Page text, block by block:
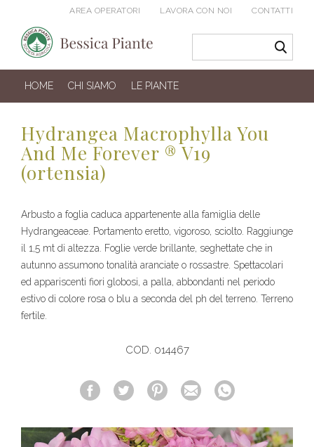
AREA OPERATORI LAVORA CON NOI CONTATTI
HOME CHI SIAMO LE PIANTE
Hydrangea Macrophylla You
And Me Forever ® V19
(ortensia)
Arbusto a foglia caduca appartenente alla famiglia delle
Hydrangeaceae. Portamento eretto, vigoroso, sciolto. Raggiunge
il 1,5 mt di altezza. Foglie verde brillante, seghettate che in
autunno assumono tonalità aranciate o rossastre. Spettacolari
ed appariscenti fiori globosi, a palla, abbondanti nel periodo
estivo di colore rosa o blu a seconda del ph del terreno. Terreno
fertile.
COD. 014467